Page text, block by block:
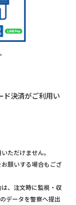
ド決済がご利用い
ただけません。
願いする場合もござ
、注文時に監視・収
データを警察へ提出